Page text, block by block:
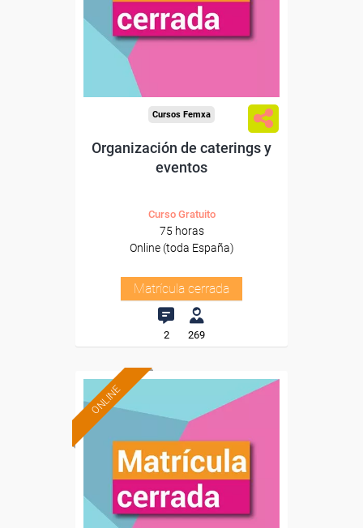
Cursos Femxa
Organización de caterings y
eventos
Curso Gratuito
75 horas
Online (toda España)
Matrícula cerrada
2 269
ONLINE